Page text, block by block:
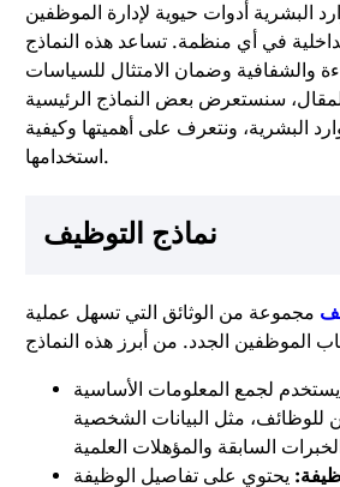
البشرية أدوات حيوية لإدارة الموظفين
في أي منظمة. تساعد هذه النماذج
والشفافية وضمان الامتثال للسياسات
سنستعرض بعض النماذج الرئيسية
البشرية، ونتعرف على أهميتها وكيفية
استخدامها.
نماذج التوظيف
مجموعة من الوثائق التي تسهل عملية
يستخدم لجمع المعلومات الأساسية
للوظائف، مثل البيانات الشخصية
يحتوي على تفاصيل الوظيفة